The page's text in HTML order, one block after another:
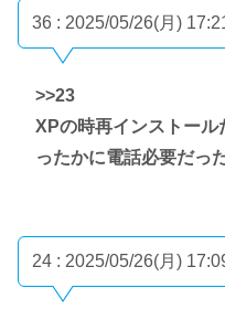
36 : 2025/05/26(月)
>>23
XPの時再インストー
ったかに電話必要だっ
24 : 2025/05/26(月)